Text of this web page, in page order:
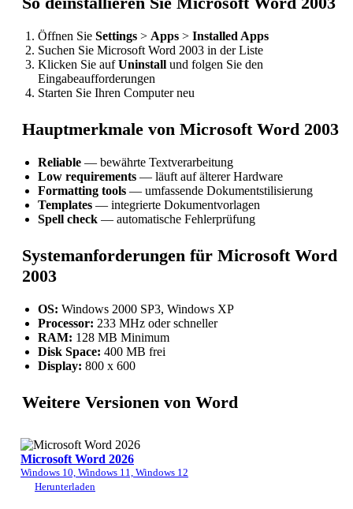
Öffnen Sie Settings > Apps > Installed Apps
Suchen Sie Microsoft Word 2003 in der Liste
Klicken Sie aufUninstall und folgen Sie den
Eingabeaufforderungen
Starten Sie Ihren Computer neu
Hauptmerkmale von Microsoft Word 2003
Reliable — bewährte Textverarbeitung
Low requirements — läuft auf älterer Hardware
Formatting tools — umfassende Dokumentstilisierung
Templates — integrierte Dokumentvorlagen
Spell check — automatische Fehlerprüfung
Systemanforderungen für Microsoft Word
2003
OS: Windows 2000 SP3, Windows XP
Processor: 233 MHz oder schneller
RAM: 128 MB Minimum
Disk Space: 400 MB frei
Display: 800 x 600
Weitere Versionen von Word
Microsoft Word 2026
Windows 10, Windows 11, Windows 12
Herunterladen